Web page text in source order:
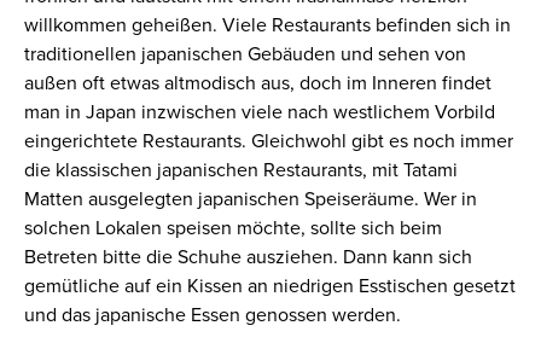
willkommen geheißen. Viele Restaurants befinden sich in
traditionellen japanischen Gebäuden und sehen von
außen oft etwas altmodisch aus, doch im Inneren findet
man in Japan inzwischen viele nach westlichem Vorbild
eingerichtete Restaurants. Gleichwohl gibt es noch immer
die klassischen japanischen Restaurants, mit Tatami
Matten ausgelegten japanischen Speiseräume. Wer in
solchen Lokalen speisen möchte, sollte sich beim
Betreten bitte die Schuhe ausziehen. Dann kann sich
gemütliche auf ein Kissen an niedrigen Esstischen gesetzt
und das japanische Essen genossen werden.